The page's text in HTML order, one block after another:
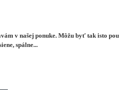
v našej ponuke. Môžu byť tak isto
spálne...